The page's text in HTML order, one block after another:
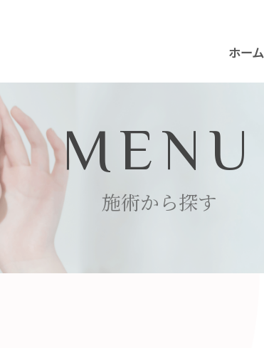
ホーム
MENU
施術から探す